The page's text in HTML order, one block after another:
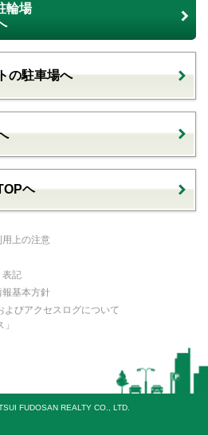
輪場
の駐車場へ
ヘ
用上の注意
表記
基本方針
よびアクセスログについて
FUDOSAN REALTY CO., LTD.